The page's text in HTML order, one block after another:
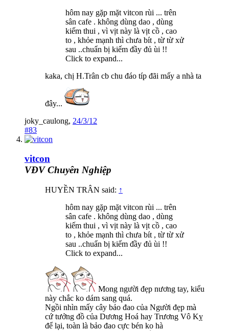
hôm nay gặp mặt vitcon rùi ... trên
sân cafe . không dùng dao , dùng
kiếm thui , vì vịt này là vịt cồ , cao
to , khỏe mạnh thì chưa bít , từ từ xử
sau ..chuẩn bị kiếm đầy đủ ùi !!
Click to expand...
kaka, chị H.Trân cb chu đáo típ đãi mấy a nhà ta
đây...
joky_caulong, 24/3/12
#83
vitcon
VĐV Chuyên Nghiệp
HUYỀN TRÂN said: ↑
hôm nay gặp mặt vitcon rùi ... trên
sân cafe . không dùng dao , dùng
kiếm thui , vì vịt này là vịt cồ , cao
to , khỏe mạnh thì chưa bít , từ từ xử
sau ..chuẩn bị kiếm đầy đủ ùi !!
Click to expand...
Mong người đẹp nương tay, kiểu
này chắc ko dám sang quá.
Ngồi nhìn mấy cây bảo đao của Người đẹp mà
cứ tưởng đồ của Dương Hoá hay Trương Vô Kỵ
để lại, toàn là bảo đao cực bén ko hà